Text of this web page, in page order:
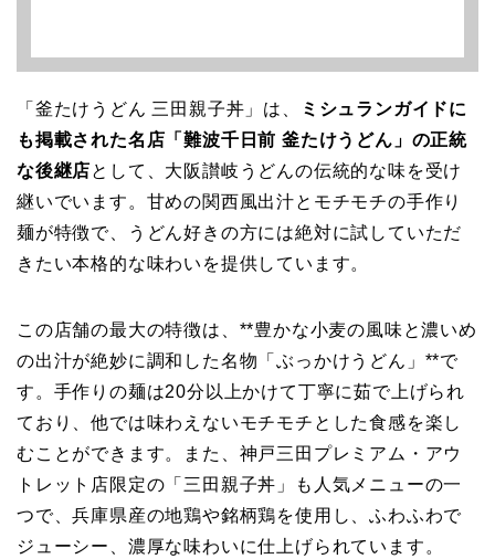
「釜たけうどん 三田親子丼」は、
ミシュランガイドに
も掲載された名店「難波千日前 釜たけうどん」の正統
な後継店として、大阪讃岐うどんの伝統的な味を受け
継いでいます。甘めの関西風出汁とモチモチの手作り
麺が特徴で、うどん好きの方には絶対に試していただ
きたい本格的な味わいを提供しています。
この店舗の最大の特徴は、**豊かな小麦の風味と濃いめ
の出汁が絶妙に調和した名物「ぶっかけうどん」**で
す。手作りの麺は20分以上かけて丁寧に茹で上げられ
ており、他では味わえないモチモチとした食感を楽し
むことができます。また、神戸三田プレミアム・アウ
トレット店限定の「三田親子丼」も人気メニューの一
つで、兵庫県産の地鶏や銘柄鶏を使用し、ふわふわで
ジューシー、濃厚な味わいに仕上げられています。